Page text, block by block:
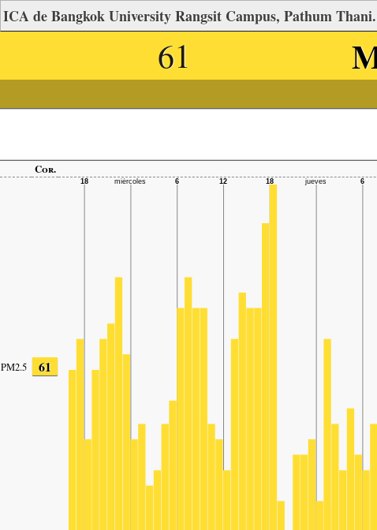
ICA de Bangkok University Rangsit Campus, Pathum Thani.
61
Cor.
PM2.5 61